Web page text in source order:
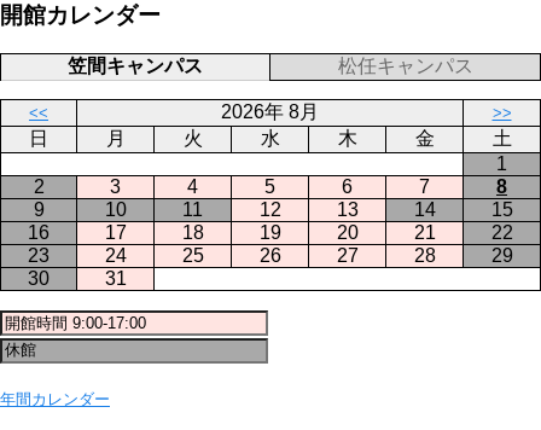
開館カレンダー
笠間キャンパス 松任キャンパス
<< 2026年 8月 >>
日 月 火 水 木 金
土
1
2
3 4 5 6 7
8
9
10 11 12 13 14
15
16
17 18 19 20 21
22
23
24 25 26 27 28
29
30
31
年間カレンダー